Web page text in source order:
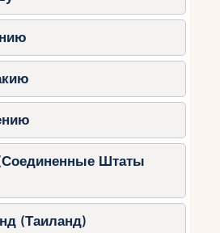
для
курорт Доминиканы,
выбор отелей с
Белоснежные пляжи,
рифы, развлечения для
Штаты
(Таиланд)